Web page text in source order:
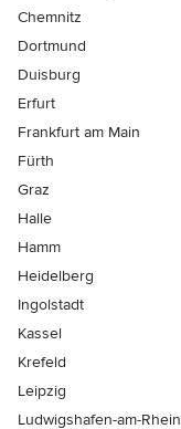
Chemnitz
Dortmund
Duisburg
Erfurt
Frankfurt am Main
Fürth
Graz
Halle
Hamm
Heidelberg
Ingolstadt
Kassel
Krefeld
Leipzig
Ludwigshafen-am-Rhein